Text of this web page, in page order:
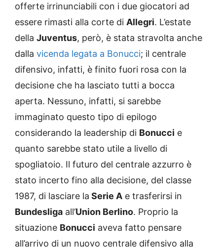
offerte irrinunciabili con i due giocatori ad
essere rimasti alla corte di Allegri. L’estate
della Juventus, però, è stata stravolta anche
dalla vicenda legata a Bonucci; il centrale
difensivo, infatti, è finito fuori rosa con la
decisione che ha lasciato tutti a bocca
aperta. Nessuno, infatti, si sarebbe
immaginato questo tipo di epilogo
considerando la leadership di Bonucci e
quanto sarebbe stato utile a livello di
spogliatoio. Il futuro del centrale azzurro è
stato incerto fino alla decisione, del classe
1987, di lasciare la Serie A e trasferirsi in
Bundesliga all’Union Berlino. Proprio la
situazione Bonucci aveva fatto pensare
all’arrivo di un nuovo centrale difensivo alla